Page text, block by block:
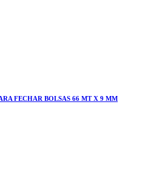
FECHAR BOLSAS 66 MT X 9 MM